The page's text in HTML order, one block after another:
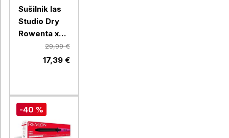
Sušilnik las
Studio Dry
Rowenta x
Lagerfeld
29,99 €
17,39 €
-40 %